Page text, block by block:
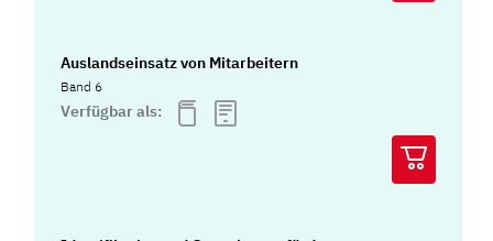
Auslandseinsatz von Mitarbeitern
Band 6
Verfügbar als: